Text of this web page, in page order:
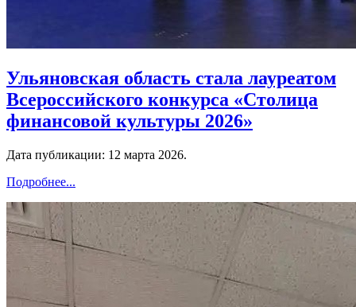
Ульяновская область стала лауреатом
Всероссийского конкурса «Столица
финансовой культуры 2026»
Дата публикации: 12 марта 2026.
Подробнее...